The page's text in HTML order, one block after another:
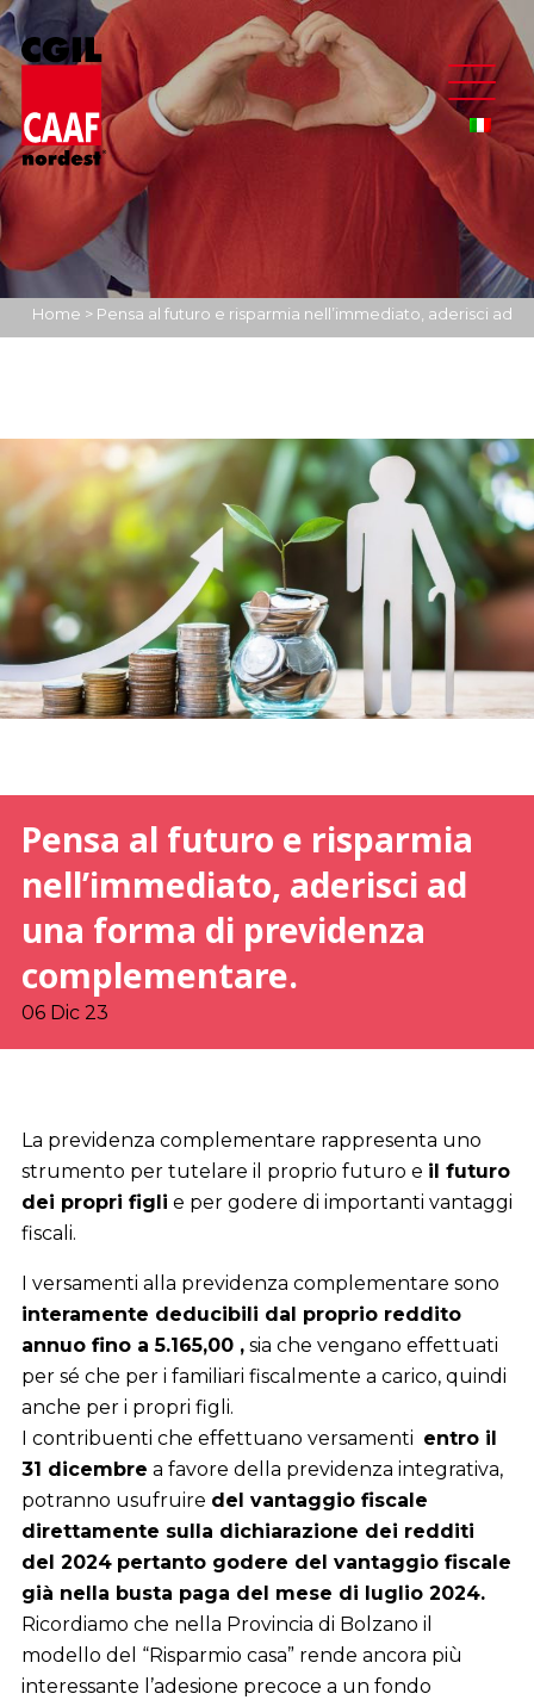
Home > Pensa al futuro e risparmia nell’immediato, aderisci ad
Pensa al futuro e risparmia
nell’immediato, aderisci ad
una forma di previdenza
complementare.
06 Dic 23
La previdenza complementare rappresenta uno
strumento per tutelare il proprio futuro e il futuro
dei propri figli e per godere di importanti vantaggi
fiscali.
I versamenti alla previdenza complementare sono
interamente deducibili dal proprio reddito
annuo fino a 5.165,00 ,sia che vengano effettuati
per sé che per i familiari fiscalmente a carico, quindi
anche per i propri figli.
I contribuenti che effettuano versamenti entro il
31 dicembre a favore della previdenza integrativa,
potranno usufruire del vantaggio fiscale
direttamente sulla dichiarazione dei redditi
del 2024 pertanto godere del vantaggio fiscale
già nella busta paga del mese di luglio 2024.
Ricordiamo che nella Provincia di Bolzano il
modello del “Risparmio casa” rende ancora più
interessante l’adesione precoce a un fondo